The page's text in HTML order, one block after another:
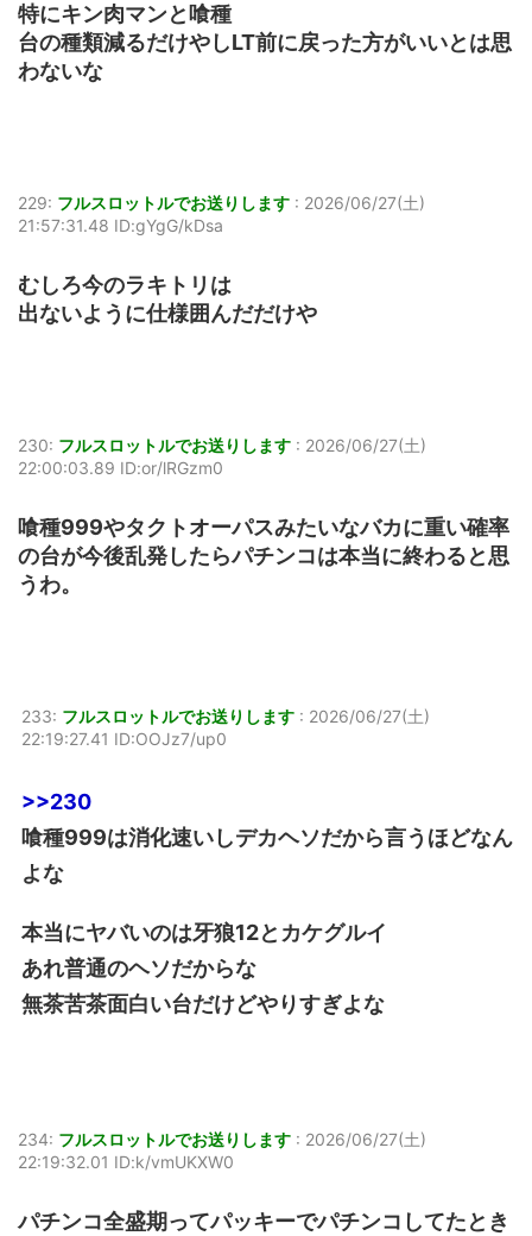
特にキン肉マンと喰種
台の種類減るだけやしLT前に戻った方がいいとは思
わないな
229: フルスロットルでお送りします : 2026/06/27(土)
21:57:31.48 ID:gYgG/kDsa
むしろ今のラキトリは
出ないように仕様囲んだだけや
230: フルスロットルでお送りします : 2026/06/27(土)
22:00:03.89 ID:or/lRGzm0
喰種999やタクトオーパスみたいなバカに重い確率
の台が今後乱発したらパチンコは本当に終わると思
うわ。
233: フルスロットルでお送りします : 2026/06/27(土)
22:19:27.41 ID:OOJz7/up0
>>230
喰種999は消化速いしデカヘソだから言うほどなん
よな
本当にヤバいのは牙狼12とカケグルイ
あれ普通のヘソだからな
無茶苦茶面白い台だけどやりすぎよな
234: フルスロットルでお送りします : 2026/06/27(土)
22:19:32.01 ID:k/vmUKXW0
パチンコ全盛期ってパッキーでパチンコしてたとき